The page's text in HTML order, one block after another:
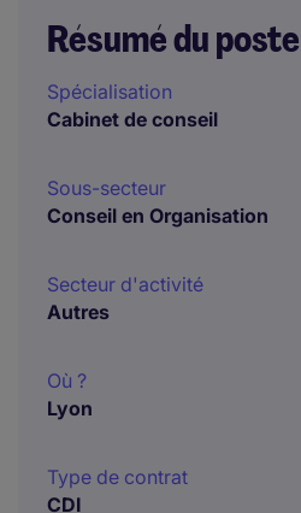
Résumé du poste
Spécialisation
Cabinet de conseil
Sous-secteur
Conseil en Organisation
Secteur d'activité
Autres
Où ?
Lyon
Type de contrat
CDI